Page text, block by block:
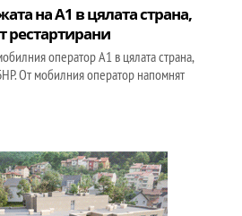
на А1 в цялата страна,
рестартирани
оператор А1 в цялата страна,
От мобилния оператор напомнят